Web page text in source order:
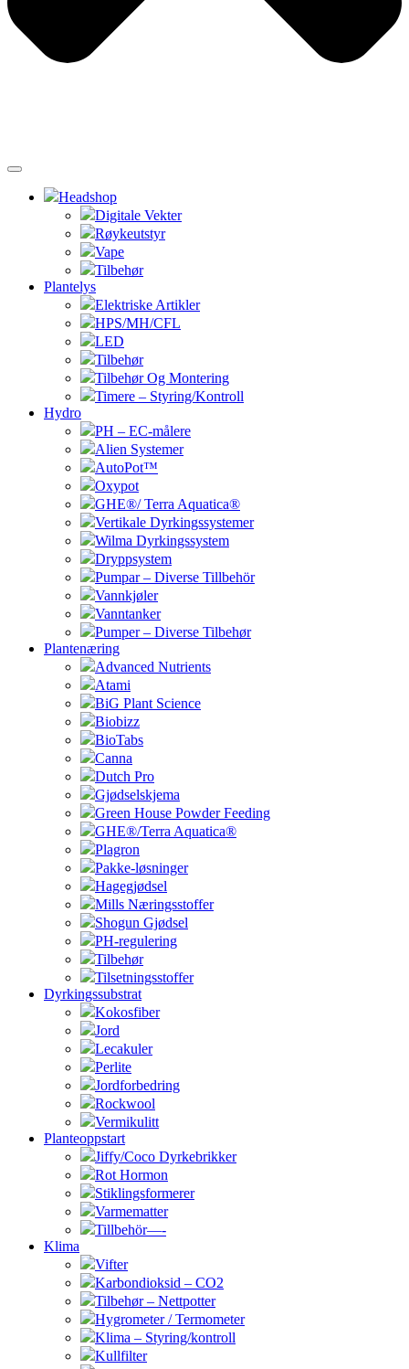
Headshop
Digitale Vekter
Røykeutstyr
Vape
Tilbehør
Plantelys
Elektriske Artikler
HPS/MH/CFL
LED
Tilbehør
Tilbehør Og Montering
Timere – Styring/Kontroll
Hydro
PH – EC-målere
Alien Systemer
AutoPot™
Oxypot
GHE®/ Terra Aquatica®
Vertikale Dyrkingssystemer
Wilma Dyrkingssystem
Dryppsystem
Pumpar – Diverse Tillbehör
Vannkjøler
Vanntanker
Pumper – Diverse Tilbehør
Plantenæring
Advanced Nutrients
Atami
BiG Plant Science
Biobizz
BioTabs
Canna
Dutch Pro
Gjødselskjema
Green House Powder Feeding
GHE®/Terra Aquatica®
Plagron
Pakke-løsninger
Hagegjødsel
Mills Næringsstoffer
Shogun Gjødsel
PH-regulering
Tilbehør
Tilsetningsstoffer
Dyrkingssubstrat
Kokosfiber
Jord
Lecakuler
Perlite
Jordforbedring
Rockwool
Vermikulitt
Planteoppstart
Jiffy/Coco Dyrkebrikker
Rot Hormon
Stiklingsformerer
Varmematter
Tillbehör—-
Klima
Vifter
Karbondioksid – CO2
Tilbehør – Nettpotter
Hygrometer / Termometer
Klima – Styring/kontroll
Kullfilter